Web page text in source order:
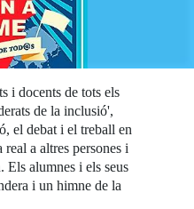
i docents de tots els
de la inclusió',
el debat i el treball en
a altres persones i
alumnes i els seus
i un himne de la